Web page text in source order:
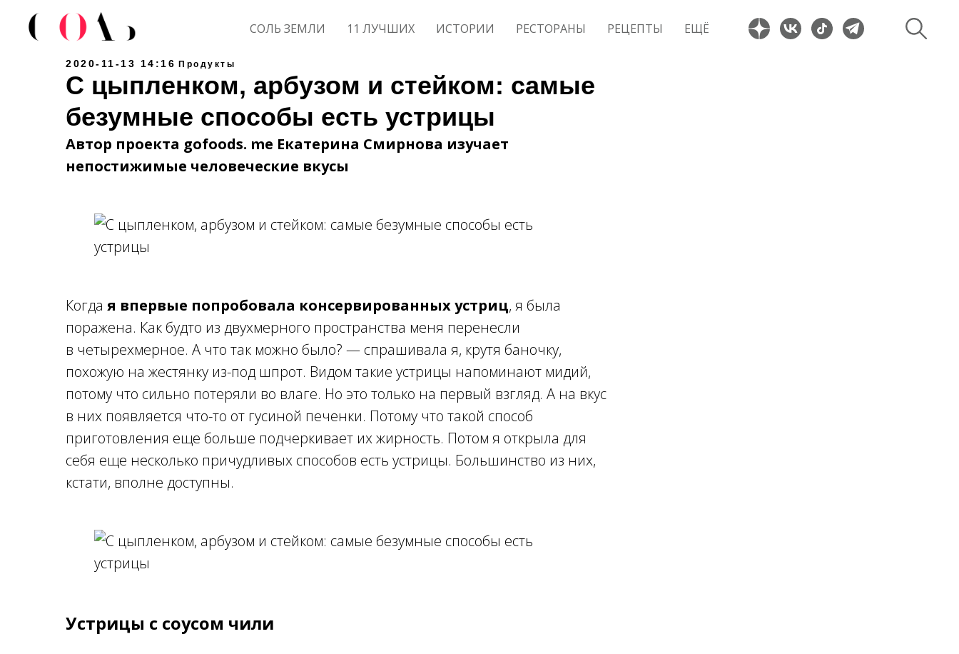
СОЛЬ ЗЕМЛИ 11 ЛУЧШИХ ИСТОРИИ РЕСТОРАНЫ РЕЦЕПТЫ ЕЩЁ
2020-11-13 14:16 Продукты
С цыпленком, арбузом и стейком: самые
безумные способы есть устрицы
Автор проекта gofoods. me Екатерина Смирнова изучает
непостижимые человеческие вкусы
Когда я впервые попробовала консервированных устриц, я была
поражена. Как будто из двухмерного пространства меня перенесли
в четырехмерное. А что так можно было? — спрашивала я, крутя баночку,
похожую на жестянку из-под шпрот. Видом такие устрицы напоминают мидий,
потому что сильно потеряли во влаге. Но это только на первый взгляд. А на вкус
в них появляется что-то от гусиной печенки. Потому что такой способ
приготовления еще больше подчеркивает их жирность. Потом я открыла для
себя еще несколько причудливых способов есть устрицы. Большинство из них,
кстати, вполне доступны.
Устрицы с соусом чили